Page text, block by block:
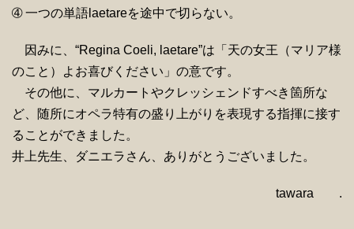
➃ 一つの単語laetareを途中で切らない。
因みに、“Regina Coeli, laetare”は「天の女王（マリア様
のこと）よお喜びください」の意です。
その他に、マルカートやクレッシェンドすべき箇所な
ど、随所にオペラ特有の盛り上がりを表現する指揮に接す
ることができました。
井上先生、ダニエラさん、ありがとうございました。
tawara .